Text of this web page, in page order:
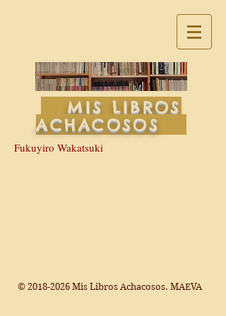
MIS LIBROS
ACHACOSOS
Fukuyiro Wakatsuki
© 2018-2026 Mis Libros Achacosos. MAEVA